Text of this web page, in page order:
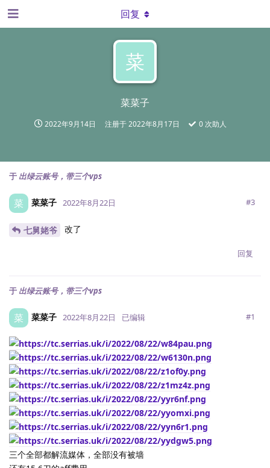
菜
菜菜子
2022年9月14日 注册于2022年8月17日 0 次助人
回复
于 出绿云账号，带三个vps
菜 菜菜子 2022年8月22日 #3
七舅姥爷 改了
回复
于 出绿云账号，带三个vps
菜 菜菜子 2022年8月22日 已编辑 #1
三个全部都解流媒体，全部没有被墙